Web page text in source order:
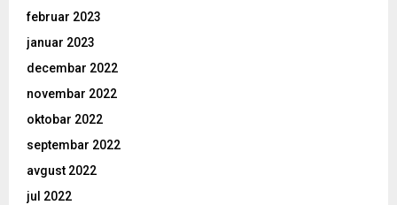
februar 2023
januar 2023
decembar 2022
novembar 2022
oktobar 2022
septembar 2022
avgust 2022
jul 2022